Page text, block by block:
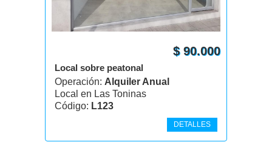
$ 90.000
Local sobre peatonal
Operación: Alquiler Anual
Local en Las Toninas
Código: L123
DETALLES